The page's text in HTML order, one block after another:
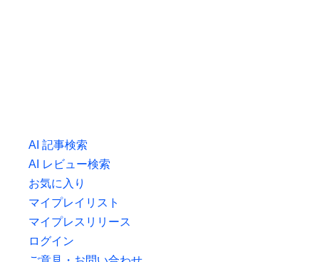
AI 記事検索
AI レビュー検索
お気に入り
マイプレイリスト
マイプレスリリース
ログイン